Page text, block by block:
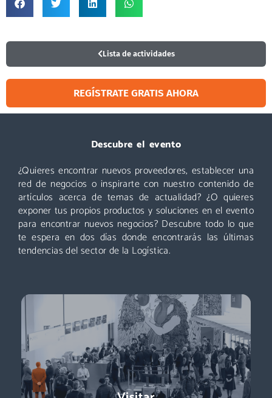
Lista de actividades
REGÍSTRATE GRATIS AHORA
Descubre el evento
¿Quieres encontrar nuevos proveedores, establecer una
red de negocios o inspirarte con nuestro contenido de
artículos acerca de temas de actualidad? ¿O quieres
exponer tus propios productos y soluciones en el evento
para encontrar nuevos negocios? Descubre todo lo que
te espera en dos días donde encontrarás las últimas
tendencias del sector de la Logística.
Visitar
Un evento que no puedes perderte: miles de profesionales
acuden cada año a Logistics & Automation, no te quedes
fuera. ¡Conoce nuevos proveedores, descubre todas las áreas
y asiste a las mejores conferencias!
Descubre más
Exponer
Logistics & Automation es la feria líder en España, el evento